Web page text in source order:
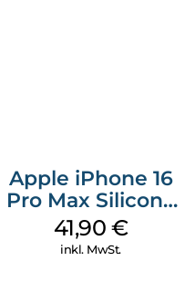
Apple iPhone 16
Pro Max Silicone
Case MagSafe
Ultramarine
41,90 €
inkl. MwSt.